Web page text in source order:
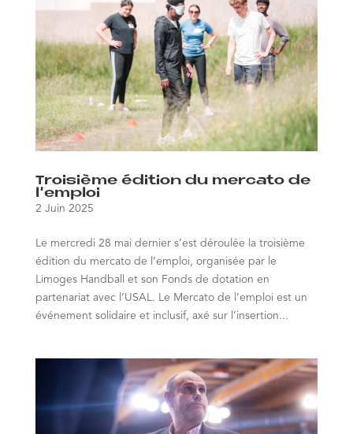
Troisième édition du mercato de
l’emploi
2 Juin 2025
Le mercredi 28 mai dernier s’est déroulée la troisième
édition du mercato de l’emploi, organisée par le
Limoges Handball et son Fonds de dotation en
partenariat avec l’USAL. Le Mercato de l’emploi est un
événement solidaire et inclusif, axé sur l’insertion...